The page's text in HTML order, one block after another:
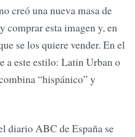
creó una nueva masa de
comprar esta imagen y, en
se los quiere vender. En el
a este estilo: Latin Urban o
“hispánico” y
diario ABC de España se